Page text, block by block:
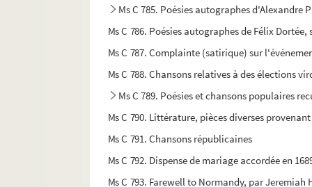
Ms C 785. Poésies autographes d'Alexandre
Ms C 786. Poésies autographes de Félix
Ms C 787. Complainte (satirique) sur
Ms C 788. Chansons relatives à des élections
Ms C 789. Poésies et chansons populaires
Ms C 790. Littérature, pièces diverses
Ms C 791. Chansons républicaines
Ms C 792. Dispense de mariage accordée en
Ms C 793. Farewell to Normandy, par Jeremiah